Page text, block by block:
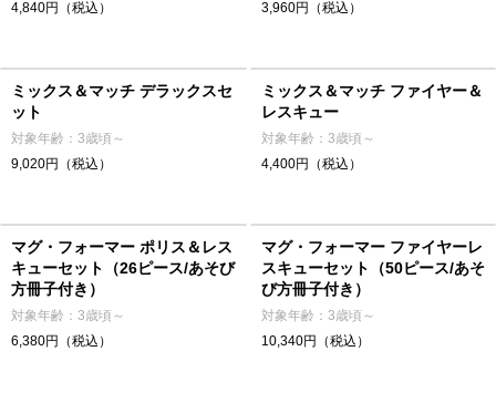
4,840円（税込） 3,960円（税込）
ミックス＆マッチ デラックスセ
ット
対象年齢：3歳頃～
9,020円（税込）
ミックス＆マッチ ファイヤー＆
レスキュー
対象年齢：3歳頃～
4,400円（税込）
マグ・フォーマー ポリス＆レス
キューセット（26ピース/あそび
方冊子付き）
対象年齢：3歳頃～
6,380円（税込）
マグ・フォーマー ファイヤーレ
スキューセット（50ピース/あそ
び方冊子付き）
対象年齢：3歳頃～
10,340円（税込）